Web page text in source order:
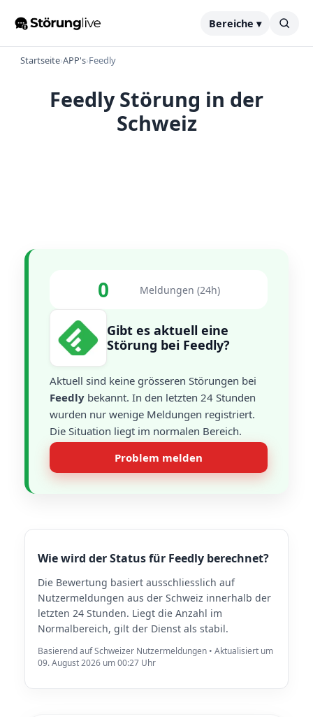
Bereiche ▾
Startseite›APP's›Feedly
Feedly Störung in der
Schweiz
0 Meldungen (24h)
Gibt es aktuell eine
Störung bei Feedly?
Aktuell sind keine grösseren Störungen bei
Feedly bekannt. In den letzten 24 Stunden
wurden nur wenige Meldungen registriert.
Die Situation liegt im normalen Bereich.
Problem melden
Wie wird der Status für Feedly berechnet?
Die Bewertung basiert ausschliesslich auf
Nutzermeldungen aus der Schweiz innerhalb der
letzten 24 Stunden. Liegt die Anzahl im
Normalbereich, gilt der Dienst als stabil.
Basierend auf Schweizer Nutzermeldungen • Aktualisiert um
09. August 2026 um 00:27 Uhr